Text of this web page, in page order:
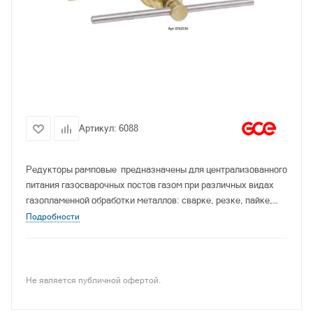
Артикул: 6088
Редукторы рамповые предназначены для централизованного
питания газосварочных постов газом при различных видах
газопламенной обработки металлов: сварке, резке, пайке,
газотермическом напылении покрытий.
Подробности
Не является публичной офертой.